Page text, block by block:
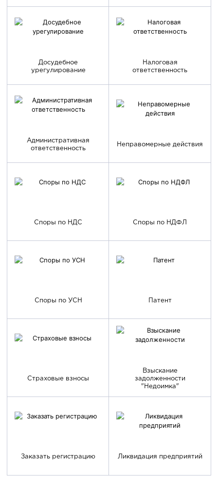
Досудебное
урегулирование
Налоговая
ответственность
Административная
ответственность
Неправомерные действия
Cпоры по НДС Споры по НДФЛ
Споры по УСН Патент
Страховые взносы
Взыскание
задолженности
"Недоимка"
Заказать регистрацию Ликвидация предприятий